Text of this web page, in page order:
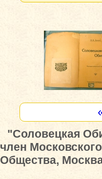
"Соловецкая
член
Общества,